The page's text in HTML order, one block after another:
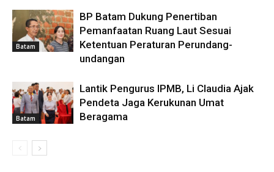
Batam
BP Batam Dukung Penertiban
Pemanfaatan Ruang Laut Sesuai
Ketentuan Peraturan Perundang-
undangan
Batam
Lantik Pengurus IPMB, Li Claudia Ajak
Pendeta Jaga Kerukunan Umat
Beragama